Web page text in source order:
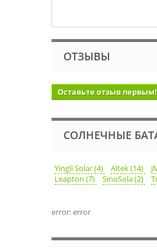
ОТЗЫВЫ
Оставьте отзыв первым!
СОЛНЕЧНЫЕ
Yingli Solar (4) Altek (14)
Leapton (7)
SinoSola (2)
error: error